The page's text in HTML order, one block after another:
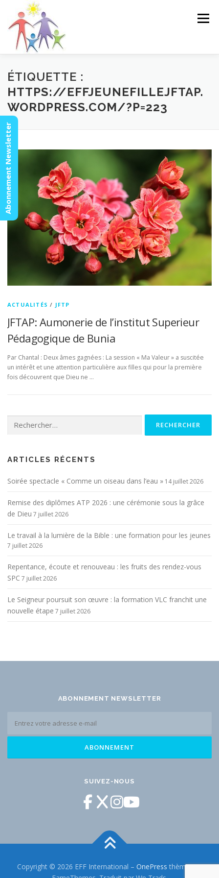
contenu
Menu
ACCUEIL ACTUALITÉS
VIDÉOS CONTACT ESPACE MEMBRES
ÉTIQUETTE :
HTTPS://EFFJEUNEFILLEJFTAP.
WORDPRESS.COM/?P=223
ACTUALITÉS / JFTP
JFTAP: Aumonerie de l’institut Superieur
Pédagogique de Bunia
Par Chantal : Deux âmes gagnées : La session « Ma Valeur » a suscitée
un intérêt et une attention particulière aux filles qui pour la première
fois découvrent que Dieu ne …
ARTICLES RÉCENTS
Soirée spectacle « Comme un oiseau dans l’eau » 14 juillet 2026
Remise des diplômes ATP 2026 : une cérémonie sous la grâce
de Dieu 7 juillet 2026
Le travail à la lumière de la Bible : une formation pour les jeunes
7 juillet 2026
Repentance, écoute et renouveau : les fruits des rendez-vous
SPC 7 juillet 2026
Le Seigneur poursuit son œuvre : la formation VLC franchit une
nouvelle étape 7 juillet 2026
ABONNEMENT NEWSLETTER
SUIVEZ-NOUS
Copyright © 2026 EFF International – OnePress thème par
Abonnement Newsletter